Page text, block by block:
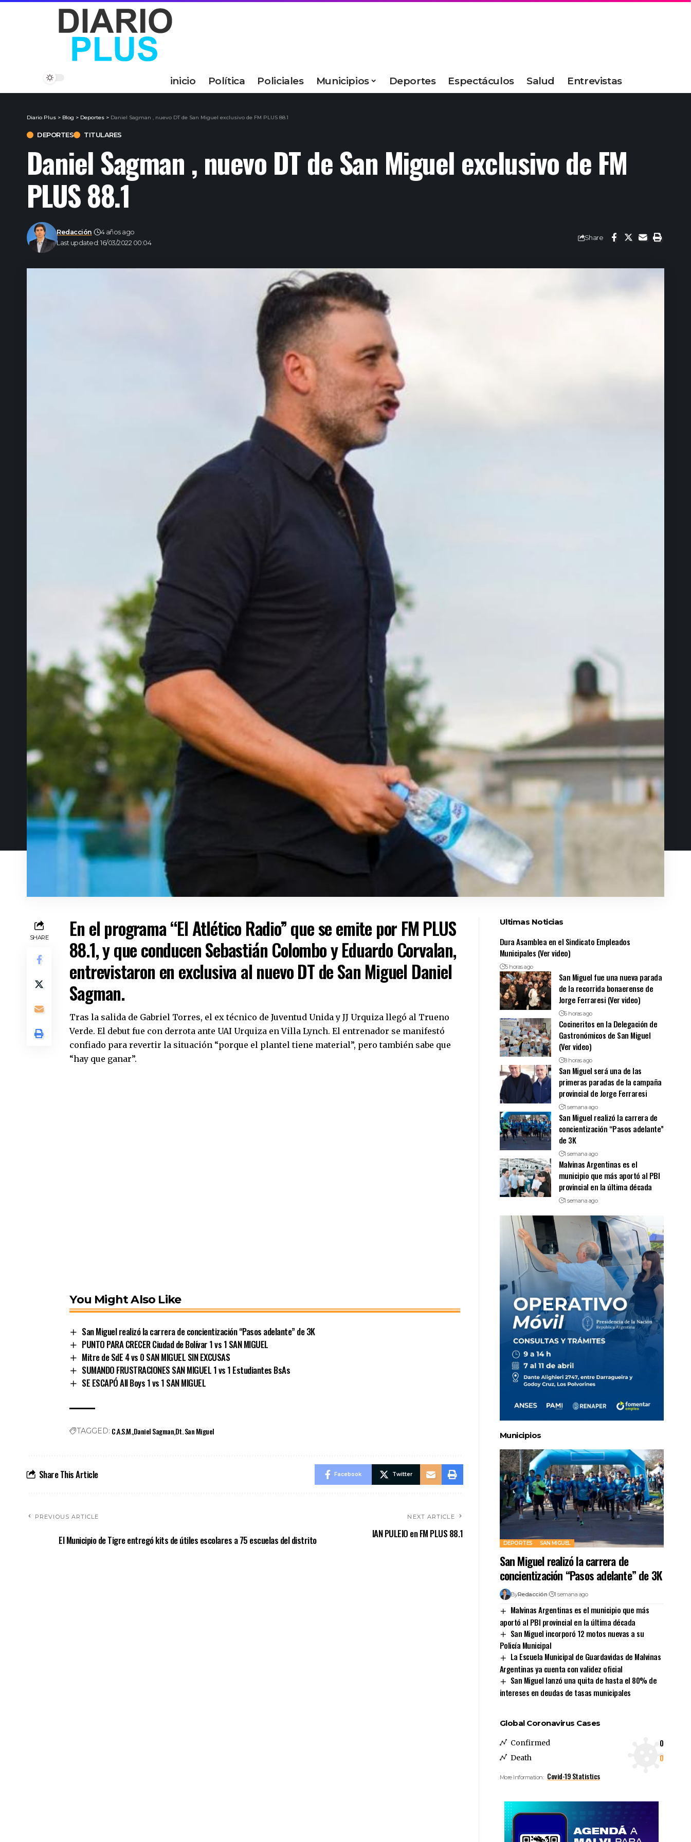
inicio Política Policiales Municipios Deportes Espectáculos Salud Entrevistas
Diario Plus > Blog > Deportes > Daniel Sagman , nuevo DT de San Miguel exclusivo de FM PLUS 88.1
DEPORTES TITULARES
Daniel Sagman , nuevo DT de San Miguel exclusivo de FM
PLUS 88.1
Last updated: 16/03/2022 00:04
Redacción 4 años ago
Share
SHARE
En el programa “El Atlético Radio” que se emite por FM PLUS
88.1, y que conducen Sebastián Colombo y Eduardo Corvalan,
entrevistaron en exclusiva al nuevo DT de San Miguel Daniel
Sagman.
Tras la salida de Gabriel Torres, el ex técnico de Juventud Unida y JJ Urquiza llegó al Trueno
Verde. El debut fue con derrota ante UAI Urquiza en Villa Lynch. El entrenador se manifestó
confiado para revertir la situación “porque el plantel tiene material”, pero también sabe que
“hay que ganar”.
You Might Also Like
San Miguel realizó la carrera de concientización “Pasos adelante” de 3K
PUNTO PARA CRECER Ciudad de Bolívar 1 vs 1 SAN MIGUEL
Mitre de SdE 4 vs 0 SAN MIGUEL SIN EXCUSAS
SUMANDO FRUSTRACIONES SAN MIGUEL 1 vs 1 Estudiantes BsAs
SE ESCAPÓ All Boys 1 vs 1 SAN MIGUEL
TAGGED: C.A.S.M.Daniel SagmanDt. San Miguel
Share This Article Facebook Twitter
PREVIOUS ARTICLE
El Municipio de Tigre entregó kits de útiles escolares a 75 escuelas del distrito
NEXT ARTICLE
IAN PULEIO en FM PLUS 88.1
Ultimas Noticias
Dura Asamblea en el Sindicato Empleados
Municipales (Ver video)
5 horas ago
San Miguel fue una nueva parada
de la recorrida bonaerense de
Jorge Ferraresi (Ver video)
6 horas ago
Cocineritos en la Delegación de
Gastronómicos de San Miguel
(Ver video)
8 horas ago
San Miguel será una de las
primeras paradas de la campaña
provincial de Jorge Ferraresi
1 semana ago
San Miguel realizó la carrera de
concientización “Pasos adelante”
de 3K
1 semana ago
Malvinas Argentinas es el
municipio que más aportó al PBI
provincial en la última década
1 semana ago
Municipios
DEPORTES SAN MIGUEL
San Miguel realizó la carrera de
concientización “Pasos adelante” de 3K
ByRedacción 1 semana ago
Malvinas Argentinas es el municipio que más
aportó al PBI provincial en la última década
San Miguel incorporó 12 motos nuevas a su
Policía Municipal
La Escuela Municipal de Guardavidas de Malvinas
Argentinas ya cuenta con validez oficial
San Miguel lanzó una quita de hasta el 80% de
intereses en deudas de tasas municipales
Global Coronavirus Cases
Confirmed 0
Death 0
More Information: Covid-19 Statistics